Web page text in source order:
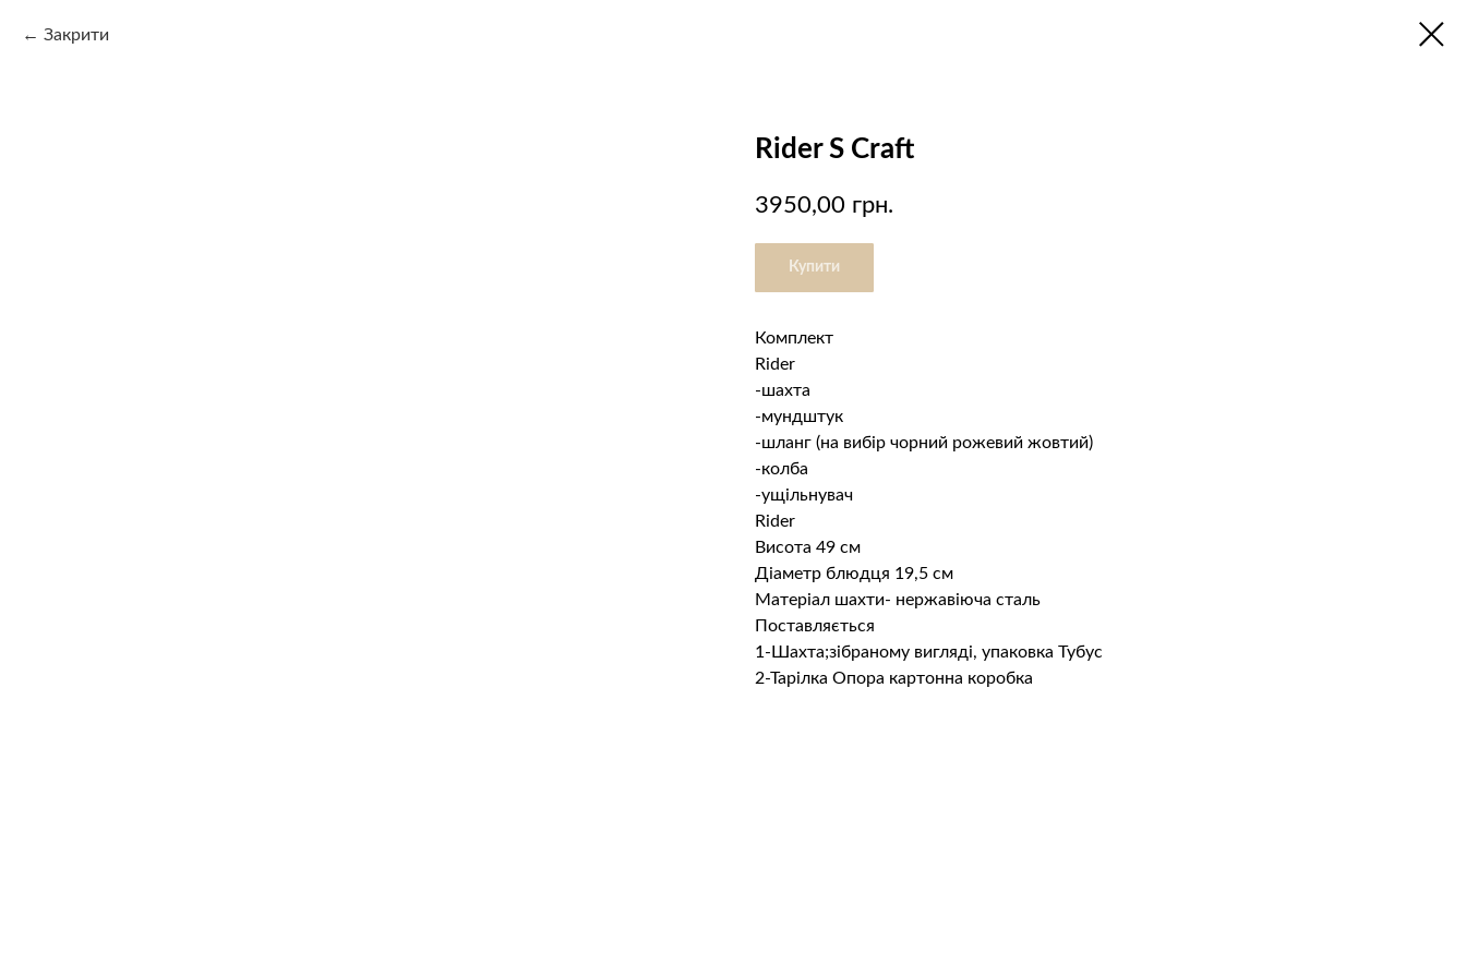
Закрити
Rider S Craft
3950,00 грн.
Купити
Комплект
Rider
-шахта
-мундштук
-шланг (на вибір чорний рожевий жовтий)
-колба
-ущільнувач
Rider
Висота 49 см
Діаметр блюдця 19,5 см
Матеріал шахти- нержавіюча сталь
Поставляється
1-Шахта;зібраному вигляді, упаковка Тубус
2-Тарілка Опора картонна коробка